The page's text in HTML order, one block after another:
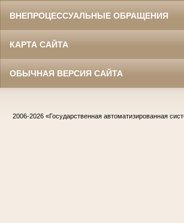
ВНЕПРОЦЕССУАЛЬНЫЕ ОБРАЩЕНИЯ
КАРТА САЙТА
ОБЫЧНАЯ ВЕРСИЯ САЙТА
2006-2026 «Государственная автоматизированная